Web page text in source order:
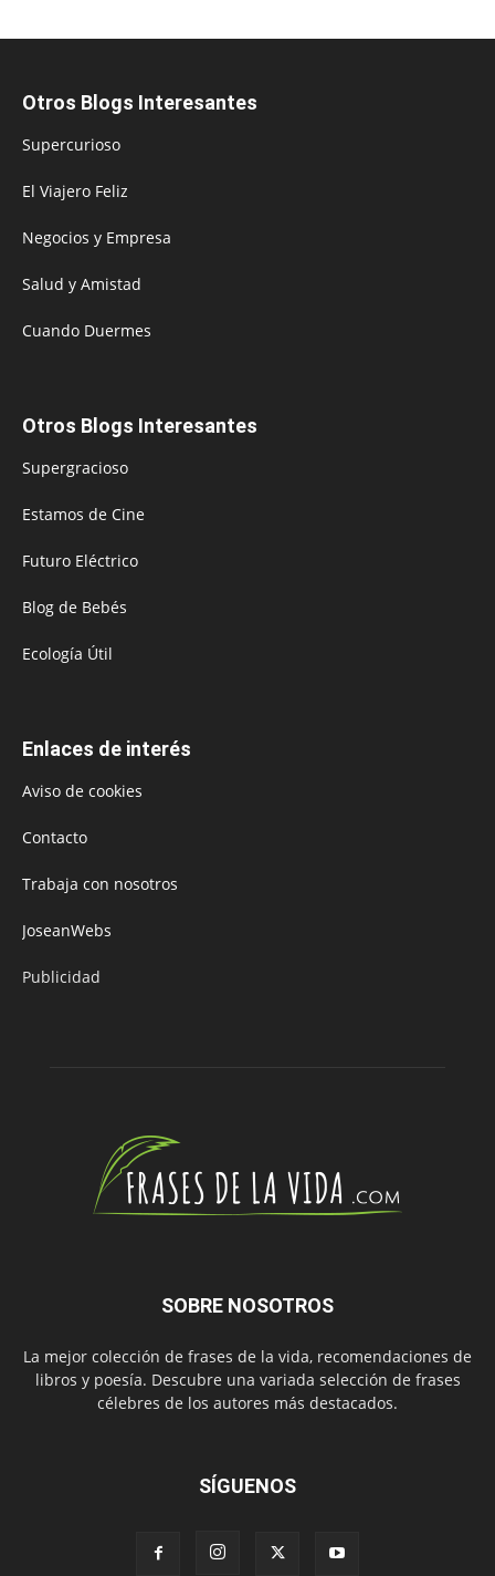
Otros Blogs Interesantes
Supercurioso
El Viajero Feliz
Negocios y Empresa
Salud y Amistad
Cuando Duermes
Otros Blogs Interesantes
Supergracioso
Estamos de Cine
Futuro Eléctrico
Blog de Bebés
Ecología Útil
Enlaces de interés
Aviso de cookies
Contacto
Trabaja con nosotros
JoseanWebs
Publicidad
SOBRE NOSOTROS
La mejor colección de frases de la vida, recomendaciones de
libros y poesía. Descubre una variada selección de frases
célebres de los autores más destacados.
SÍGUENOS